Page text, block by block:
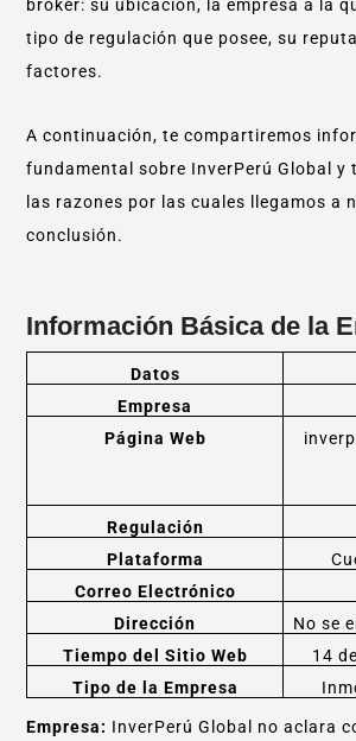
bróker: su ubicación, la empresa a la
tipo de regulación que posee, su
factores.
A continuación, te compartiremos
fundamental sobre InverPerú Global y
las razones por las cuales llegamos a
conclusión.
Información Básica de la
Datos
Empresa
Página Web
Regulación
Plataforma
Correo Electrónico
Dirección
No se
Tiempo del Sitio Web
14
Tipo de la Empresa
Empresa: InverPerú Global no aclara